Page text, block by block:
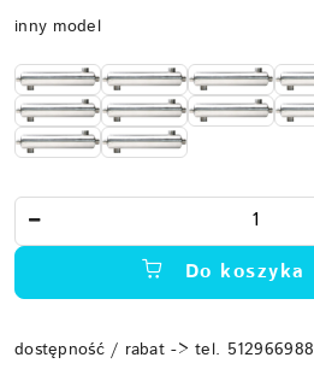
Wariant
inny model
Do koszyka
dostępność / rabat -> tel. 512966988